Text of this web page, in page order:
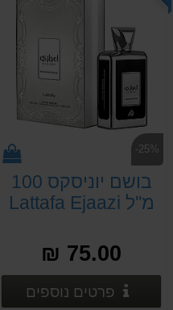
-25%
בושם יוניסקס 100
מ''ל Lattafa Ejaazi
דה פרפיום E.D.P
75.00 ₪
פרטים נוספים